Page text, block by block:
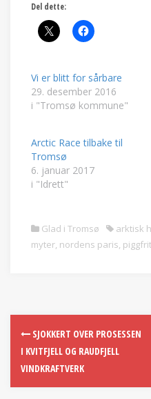
Del dette:
Vi er blitt for sårbare
29. desember 2016
i "Tromsø kommune"
Arctic Race tilbake til
Tromsø
6. januar 2017
i "Idrett"
Glad i Tromsø arktisk
myter, nordens paris,
SJOKKERT OVER PROSESSEN
I KVITFJELL OG RAUDFJELL
VINDKRAFTVERK